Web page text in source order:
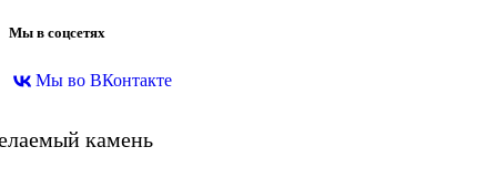
Мы в соцсетях
Мы во ВКонтакте
камень